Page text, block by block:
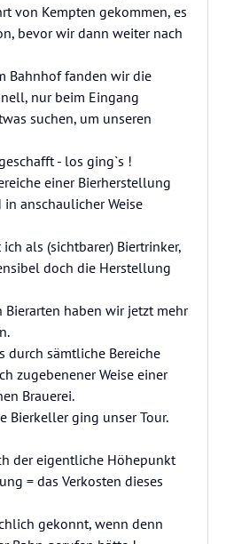
von Kempten gekommen, es
bevor wir dann weiter nach
Bahnhof fanden wir die
nur beim Eingang
suchen, um unseren
- los ging`s !
einer Bierherstellung
anschaulicher Weise
als (sichtbarer) Biertrinker,
doch die Herstellung
Bierarten haben wir jetzt mehr
durch sämtliche Bereiche
zugebenener Weise einer
Brauerei.
Bierkeller ging unser Tour.
der eigentliche Höhepunkt
= das Verkosten dieses
gekonnt, wenn denn